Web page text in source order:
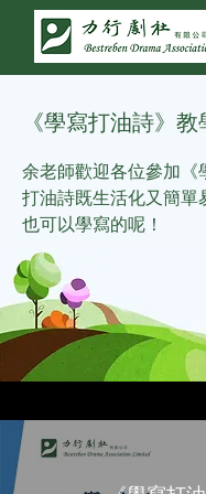
《學寫打油詩》
余老師歡迎各位參加《
打油詩既生活化又簡單
也可以學寫的呢！